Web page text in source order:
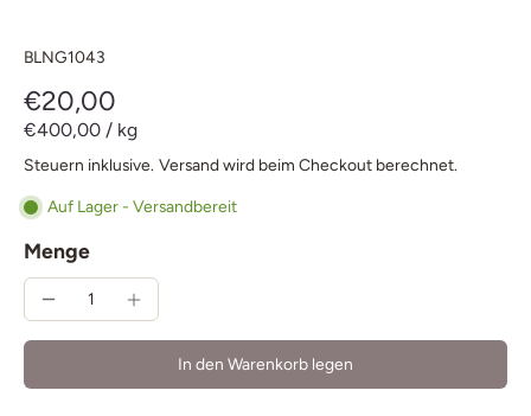
BLNG1043
€20,00
€400,00 / kg
Steuern inklusive. Versandwird beim Checkout berechnet.
Auf Lager - Versandbereit
Menge
In den Warenkorb legen